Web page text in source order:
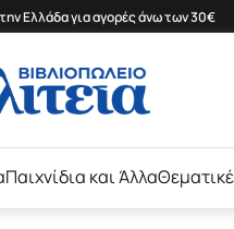
Ελλάδα για αγορές άνω των 30€
Παιχνίδια και Άλλα